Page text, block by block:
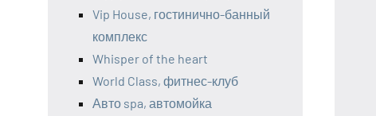
Vip House, гостинично-банный
комплекс
Whisper of the heart
World Class, фитнес-клуб
Авто spa, автомойка